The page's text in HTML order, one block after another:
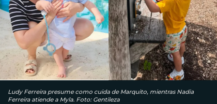
Ludy Ferreira presume como cuida de Marquito, mientras Nadia
Ferreira atiende a Myla. Foto: Gentileza